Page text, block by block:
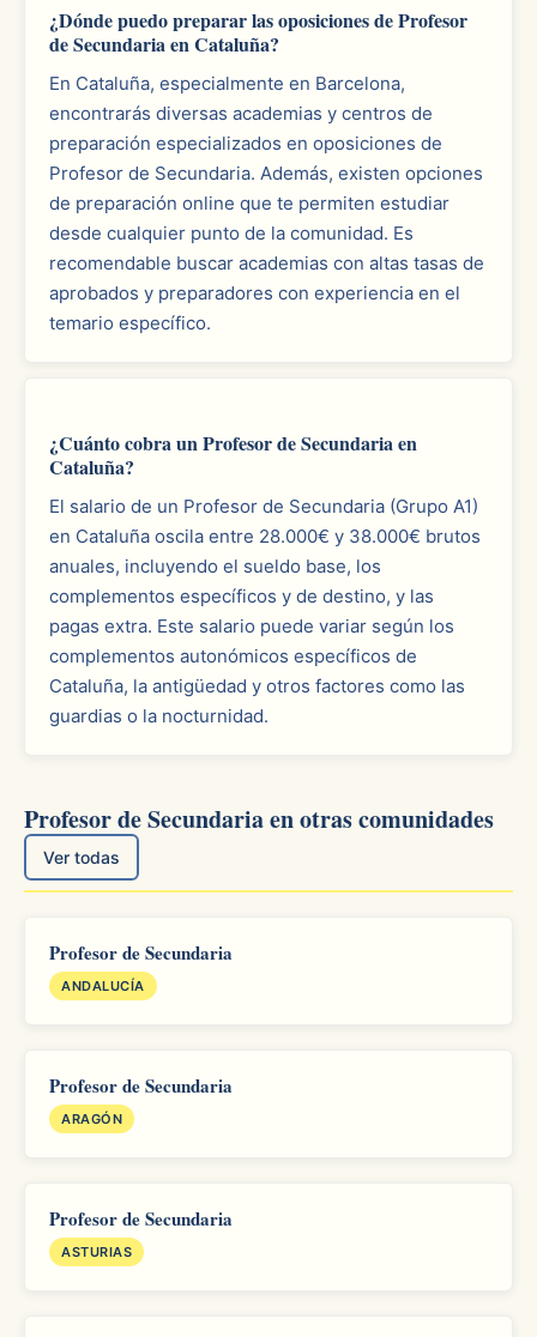
¿Dónde puedo preparar las oposiciones de Profesor
de Secundaria en Cataluña?
En Cataluña, especialmente en Barcelona,
encontrarás diversas academias y centros de
preparación especializados en oposiciones de
Profesor de Secundaria. Además, existen opciones
de preparación online que te permiten estudiar
desde cualquier punto de la comunidad. Es
recomendable buscar academias con altas tasas de
aprobados y preparadores con experiencia en el
temario específico.
¿Cuánto cobra un Profesor de Secundaria en
Cataluña?
El salario de un Profesor de Secundaria (Grupo A1)
en Cataluña oscila entre 28.000€ y 38.000€ brutos
anuales, incluyendo el sueldo base, los
complementos específicos y de destino, y las
pagas extra. Este salario puede variar según los
complementos autonómicos específicos de
Cataluña, la antigüedad y otros factores como las
guardias o la nocturnidad.
Profesor de Secundaria en otras comunidades
Ver todas
Profesor de Secundaria
ANDALUCÍA
Profesor de Secundaria
ARAGÓN
Profesor de Secundaria
ASTURIAS